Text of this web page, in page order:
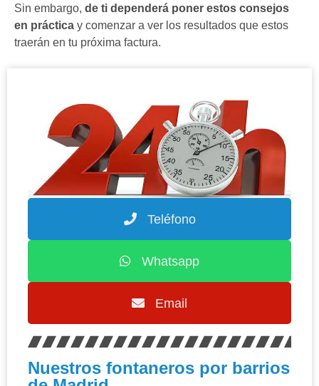
Sin embargo, de ti dependerá poner estos consejos
en práctica y comenzar a ver los resultados que estos
traerán en tu próxima factura.
Teléfono
Whatsapp
Email
Nuestros fontaneros por barrios